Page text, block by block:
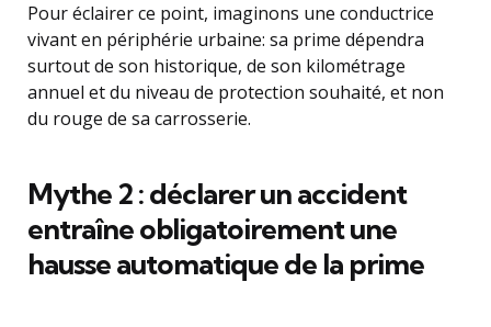
Pour éclairer ce point, imaginons une conductrice
vivant en périphérie urbaine: sa prime dépendra
surtout de son historique, de son kilométrage
annuel et du niveau de protection souhaité, et non
du rouge de sa carrosserie.
Mythe 2 : déclarer un accident
entraîne obligatoirement une
hausse automatique de la prime